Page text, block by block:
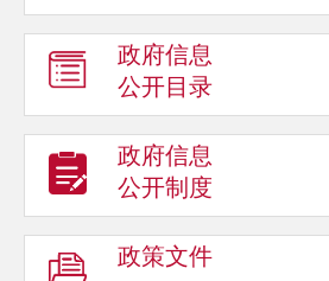
政府信息
公开目录
政府信息
公开制度
政策文件